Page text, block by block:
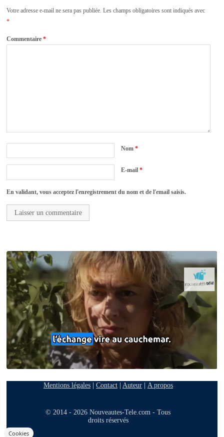
Votre adresse e-mail ne sera pas publiée. Les champs obligatoires sont indiqués avec
*
Commentaire*
Nom*
E-mail*
En validant, vous acceptez l'enregistrement du nom et de l'email saisis.
Mentions légales| Contact| Auteur| A propos
© 2014 - 2026 Nouveautes-Tele.com - Tous
droits réservés
Cookies